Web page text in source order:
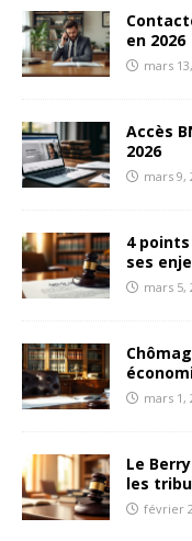
en 2026
mars
Accès
2026
mars 9,
4
ses
mars 5,
mars 1,
Le
les
février